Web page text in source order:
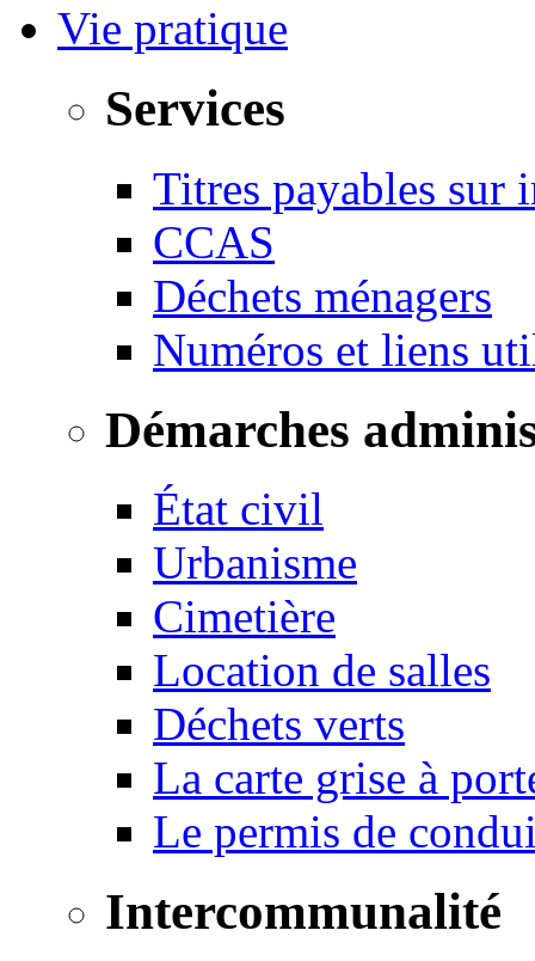
Vie pratique
Services
Titres payables sur
CCAS
Déchets ménagers
Numéros et liens
Démarches
État civil
Urbanisme
Cimetière
Location de salles
Déchets verts
La carte grise à
Le permis de
Intercommunalité